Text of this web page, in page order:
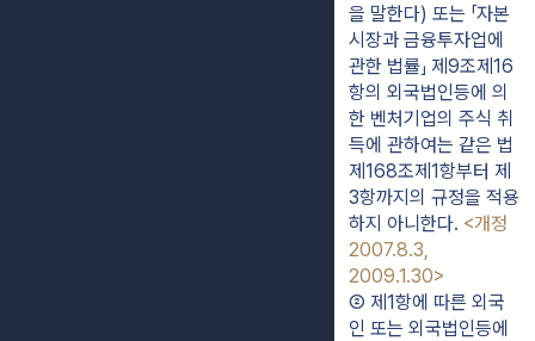
을 말한다) 또는 「자본
시장과 금융투자업에
관한 법률」 제9조제16
항의 외국법인등에 의
한 벤처기업의 주식 취
득에 관하여는 같은 법
제168조제1항부터 제
3항까지의 규정을 적용
하지 아니한다. <개정
2007.8.3,
2009.1.30>
② 제1항에 따른 외국
인 또는 외국법인등에